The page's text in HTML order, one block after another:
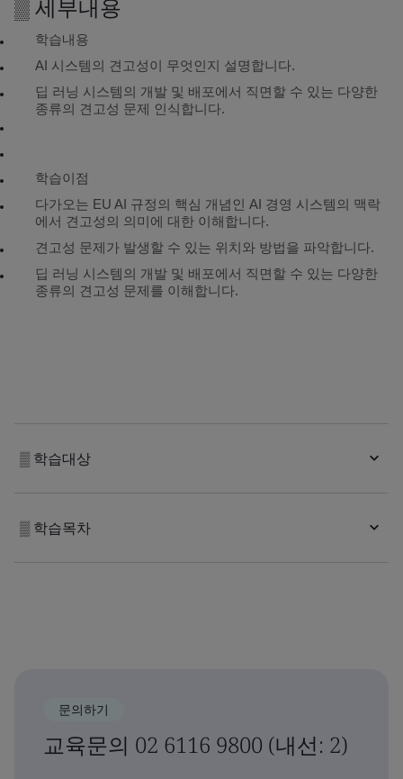
▒ 세부내용
학습내용
AI 시스템의 견고성이 무엇인지 설명합니다.
딥 러닝 시스템의 개발 및 배포에서 직면할 수 있는 다양한
종류의 견고성 문제 인식합니다.
학습이점
다가오는 EU AI 규정의 핵심 개념인 AI 경영 시스템의 맥락
에서 견고성의 의미에 대한 이해합니다.
견고성 문제가 발생할 수 있는 위치와 방법을 파악합니다.
딥 러닝 시스템의 개발 및 배포에서 직면할 수 있는 다양한
종류의 견고성 문제를 이해합니다.
▒ 학습대상
▒ 학습목차
문의하기
교육문의 02 6116 9800 (내선: 2)